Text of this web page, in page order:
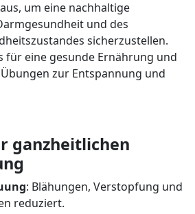
um eine nachhaltige
und des
sicherzustellen.
für eine gesunde Ernährung und
zur Entspannung und
ganzheitlichen
: Blähungen, Verstopfung und
reduziert.